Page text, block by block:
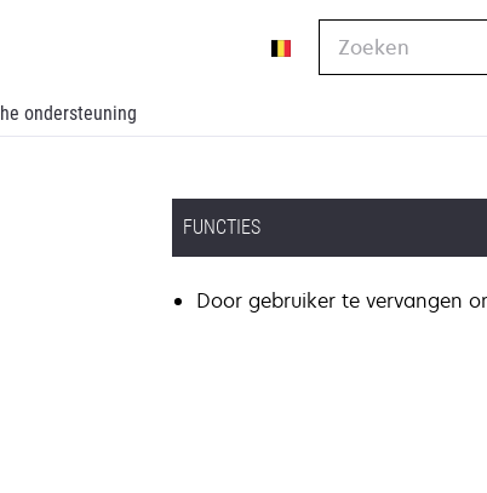
ondersteuning
Zoeken
FUNCTIES
Door gebruiker te vervangen